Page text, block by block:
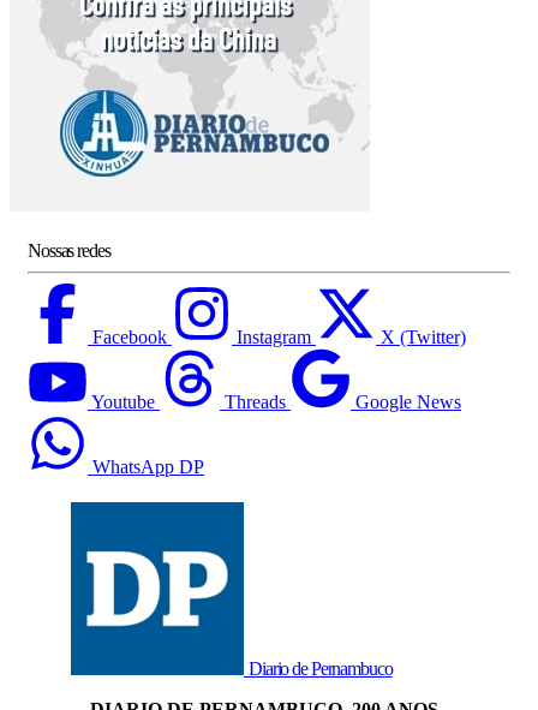
Nossas redes
Facebook Instagram X (Twitter)
Youtube Threads Google News
WhatsApp DP
Diario de Pernambuco